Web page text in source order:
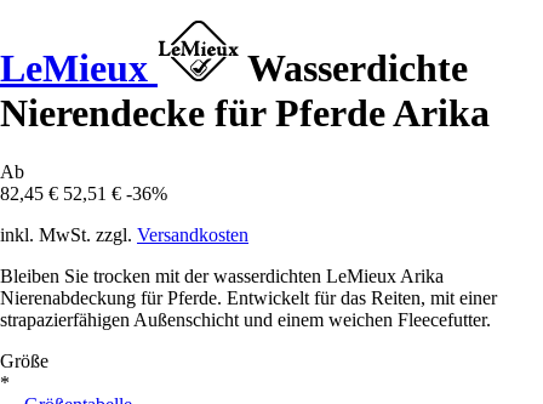
LeMieux
Wasserdichte
Nierendecke für Pferde Arika
Ab
82,45 € 52,51 € -36%
inkl. MwSt. zzgl. Versandkosten
Bleiben Sie trocken mit der wasserdichten LeMieux Arika
Nierenabdeckung für Pferde. Entwickelt für das Reiten, mit einer
strapazierfähigen Außenschicht und einem weichen Fleecefutter.
Größe
*